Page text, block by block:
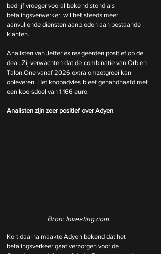
bedrijf vroeger vooral bekend stond als
betalingsverwerker, wil het steeds meer
aanvullende diensten aanbieden aan bestaande
klanten.
Analisten van Jefferies reageerden positief op de
deal. Zij verwachten dat de combinatie van Orb en
Talon.One vanaf 2026 extra omzetgroei kan
opleveren. Het koopadvies bleef gehandhaafd met
een koersdoel van 1.166 euro.
Analisten zijn zeer positief over Adyen:
Bron: Investing.com
Kort daarna maakte Adyen bekend dat het
betalingsverkeer gaat verzorgen voor de